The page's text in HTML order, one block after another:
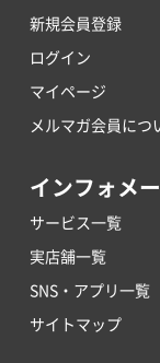
新規会員登録
ログイン
マイページ
メルマガ会員につ
インフォメ
サービス一覧
実店舗一覧
SNS・アプリ一覧
サイトマップ